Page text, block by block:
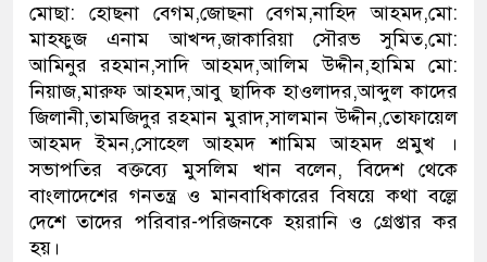
মোছা: হোছনা বেগম,জোছনা বেগম,নাহিদ আহমদ,মো:
মাহফুজ এনাম আখন্দ,জাকারিয়া সৌরভ সুমিত,মো:
আমিনুর রহমান,সাদি আহমদ,আলিম উদ্দীন,হামিম মো:
নিয়াজ,মারুফ আহমদ,আবু ছাদিক হাওলাদর,আব্দুল কাদের
জিলানী,তামজিদুর রহমান মুরাদ,সালমান উদ্দীন,তোফায়েল
আহমদ ইমন,সোহেল আহমদ শামিম আহমদ প্রমুখ ।
সভাপতির বক্তব্যে মুসলিম খান বলেন, বিদেশ থেকে
বাংলাদেশের গনতন্ত্র ও মানবাধিকারের বিষয়ে কথা বল্লে
দেশে তাদের পরিবার-পরিজনকে হয়রানি ও গ্রেপ্তার কর
হয়।